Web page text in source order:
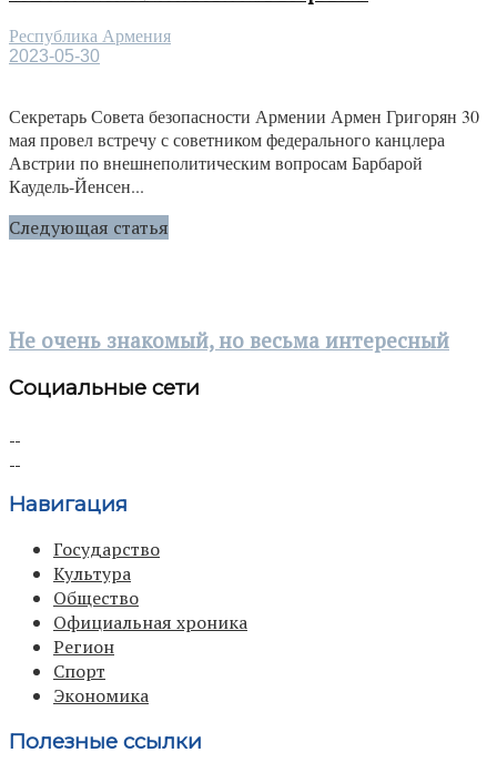
Республика Армения
2023-05-30
Секретарь Совета безопасности Армении Армен Григорян 30
мая провел встречу с советником федерального канцлера
Австрии по внешнеполитическим вопросам Барбарой
Каудель-Йенсен...
Следующая статья
Не очень знакомый, но весьма интересный
Социальные сети
Навигация
Государство
Культура
Общество
Официальная хроника
Регион
Спорт
Экономика
Полезные ссылки